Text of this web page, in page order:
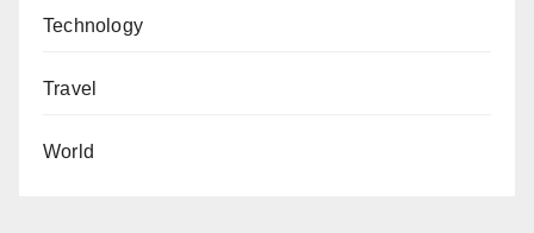
Technology
Travel
World